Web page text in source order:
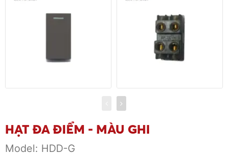
HẠT ĐA ĐIỂM - MÀU GHI
Model: HDD-G